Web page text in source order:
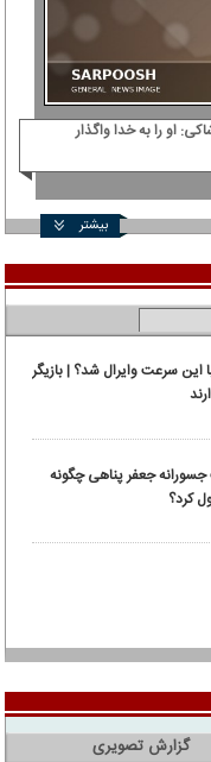
او را به خدا واگذار
بیشتر
این سرعت وایرال شد؟ | بازیگر
جسورانه جعفر پناهی چگونه
کرد؟
گزارش تصویری